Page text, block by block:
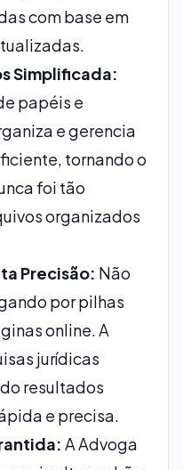
com base em
Simplificada:
papéis e
e gerencia
tornando o
foi tão
organizados
Precisão: Não
por pilhas
online. A
jurídicas
resultados
e precisa.
A Advoga